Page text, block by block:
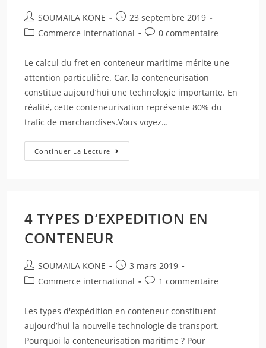
SOUMAILA KONE
23 septembre 2019
Commerce international
0 commentaire
Le calcul du fret en conteneur maritime mérite une
attention particulière. Car, la conteneurisation
constitue aujourd’hui une technologie importante. En
réalité, cette conteneurisation représente 80% du
trafic de marchandises.Vous voyez…
Continuer La Lecture
4 TYPES D’EXPEDITION EN
CONTENEUR
SOUMAILA KONE
3 mars 2019
Commerce international
1 commentaire
Les types d'expédition en conteneur constituent
aujourd’hui la nouvelle technologie de transport.
Pourquoi la conteneurisation maritime ? Pour